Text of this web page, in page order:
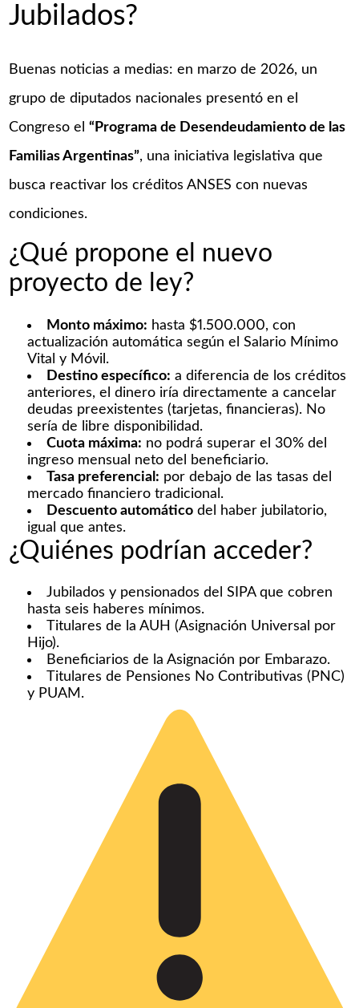
Jubilados?
Buenas noticias a medias: en marzo de 2026, un
grupo de diputados nacionales presentó en el
Congreso el“Programa de Desendeudamiento de las
Familias Argentinas”, una iniciativa legislativa que
busca reactivar los créditos ANSES con nuevas
condiciones.
¿Qué propone el nuevo
proyecto de ley?
Monto máximo: hasta $1.500.000, con
actualización automática según el Salario Mínimo
Vital y Móvil.
Destino específico: a diferencia de los créditos
anteriores, el dinero iría directamente a cancelar
deudas preexistentes (tarjetas, financieras). No
sería de libre disponibilidad.
Cuota máxima: no podrá superar el 30% del
ingreso mensual neto del beneficiario.
Tasa preferencial: por debajo de las tasas del
mercado financiero tradicional.
Descuento automáticodel haber jubilatorio,
igual que antes.
¿Quiénes podrían acceder?
Jubilados y pensionados del SIPA que cobren
hasta seis haberes mínimos.
Titulares de la AUH (Asignación Universal por
Hijo).
Beneficiarios de la Asignación por Embarazo.
Titulares de Pensiones No Contributivas (PNC)
y PUAM.